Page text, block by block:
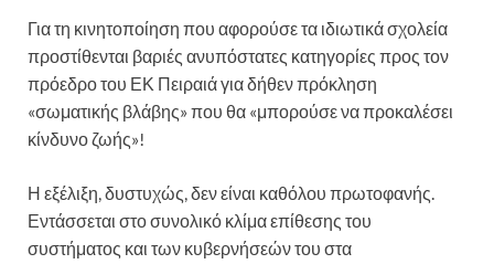
Για τη κινητοποίηση που αφορούσε τα ιδιωτικά σχολεία
προστίθενται βαριές ανυπόστατες κατηγορίες προς τον
πρόεδρο του ΕΚ Πειραιά για δήθεν πρόκληση
«σωματικής βλάβης» που θα «μπορούσε να προκαλέσει
κίνδυνο ζωής»!
Η εξέλιξη, δυστυχώς, δεν είναι καθόλου πρωτοφανής.
Εντάσσεται στο συνολικό κλίμα επίθεσης του
συστήματος και των κυβερνήσεών του στα